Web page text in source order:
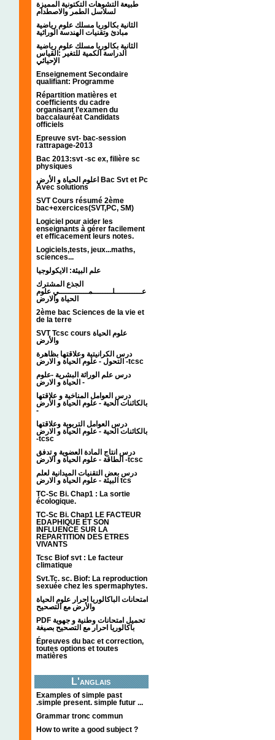
طبيعة التشوهات التكتونية المميزة
لسلاسل الطمر والاصطدام
الثانية بكالوريا مسلك علوم رياضية
مبادئ وتقنيات الهندسة الوراثية
الثانية بكالوريا مسلك علوم رياضية
الدراسة الكمية للتغير :القياس
الإحيائي
Enseignement Secondaire
qualifiant: Programme
Répartition matières et
coefficients du cadre
organisant l’examen du
baccalauréat Candidats
officiels
Epreuve svt- bac-session
rattrapage-2013
Bac 2013:svt -sc ex, filière sc
physiques
اعلوم الحياة و الأرض Bac Svt et Pc
Avec solutions
SVT Cours résumé 2ème
bac+exercices(SVT,PC, SM)
Logiciel pour aider les
enseignants à gérer facilement
et efficacement leurs notes.
Logiciels,tests, jeux...maths,
sciences...
علم البيئة: الايكولوجيا
الجذع المشترك
عـــــــــــلــــــــمــــــــــــي علوم
الحياة والارض
2ème bac Sciences de la vie et
de la terre
SVT Tcsc cours علوم الحياة
والأرض
درس الكرانيتية وعلاقتها بظاهرة
التحول - علوم الحياة و الارض -tcsc
درس علم الوراثة البشرية -علوم
الحياة و الارض -
درس العوامل المناخية و علاقتها
بالكائنات الحية - علوم الحياة و الأرض
-
درس العوامل التربوية وعلاقتها
بالكائنات الحية - علوم الحياة و الارض
-tcsc
درس انتاج المادة العضوية و تدفق
الطاقة - علوم الحياة و الارض -tcsc
درس بعض التقنيات الميدانية لعلم
البيئة - علوم الحياة و الارض tcs
TC-Sc Bi. Chap1 : La sortie
écologique.
TC-Sc Bi. Chap1 LE FACTEUR
EDAPHIQUE ET SON
INFLUENCE SUR LA
REPARTITION DES ETRES
VIVANTS
Tcsc Biof svt : Le facteur
climatique
Svt.Tc. sc. Biof: La reproduction
sexuée chez les spermaphytes.
امتحانات الباكالوريا احرار علوم الحياة
والأرض مع التصحيح
PDF تحميل امتحانات وطنية و جهوية
باكالوريا احرار مع التصحيح بصيغة
Épreuves du bac et correction,
toutes options et toutes
matières
L'anglais
Examples of simple past
.simple present. simple futur ...
Grammar tronc commun
How to write a good subject ?